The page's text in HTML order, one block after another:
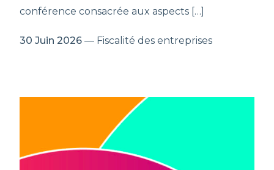
conférence consacrée aux aspects […]
30 Juin 2026 — Fiscalité des entreprises